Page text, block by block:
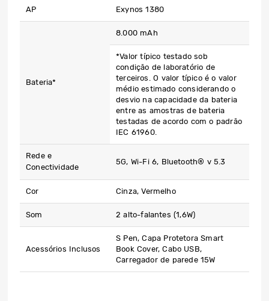
AP Exynos 1380
Bateria*
8.000 mAh
*Valor típico testado sob
condição de laboratório de
terceiros. O valor típico é o valor
médio estimado considerando o
desvio na capacidade da bateria
entre as amostras de bateria
testadas de acordo com o padrão
IEC 61960.
Rede e
Conectividade
5G, Wi-Fi 6, Bluetooth® v 5.3
Cor Cinza, Vermelho
Som 2 alto-falantes (1,6W)
Acessórios Inclusos
S Pen, Capa Protetora Smart
Book Cover, Cabo USB,
Carregador de parede 15W